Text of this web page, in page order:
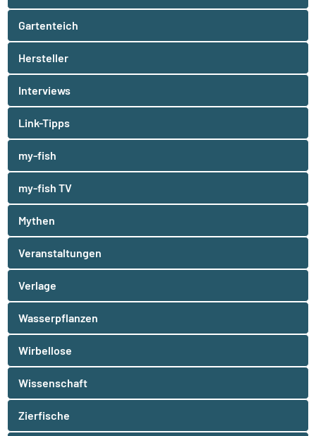
Gartenteich
Hersteller
Interviews
Link-Tipps
my-fish
my-fish TV
Mythen
Veranstaltungen
Verlage
Wasserpflanzen
Wirbellose
Wissenschaft
Zierfische